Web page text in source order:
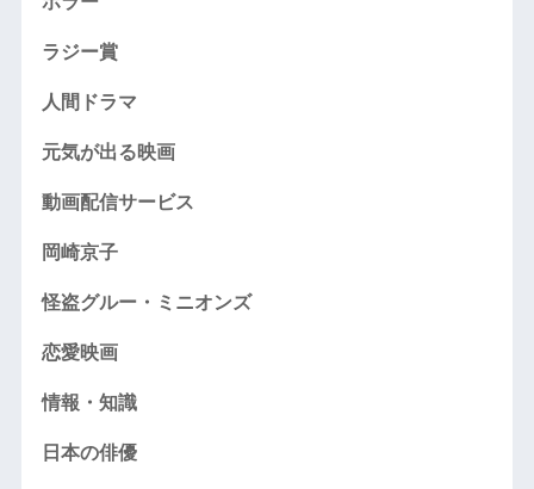
ラジー賞
人間ドラマ
元気が出る映画
動画配信サービス
岡崎京子
怪盗グルー・ミニオンズ
恋愛映画
情報・知識
日本の俳優